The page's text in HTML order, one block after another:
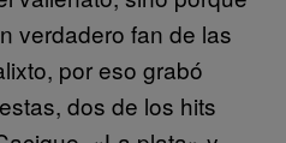
verdadero fan de las
por eso grabó
dos de los hits